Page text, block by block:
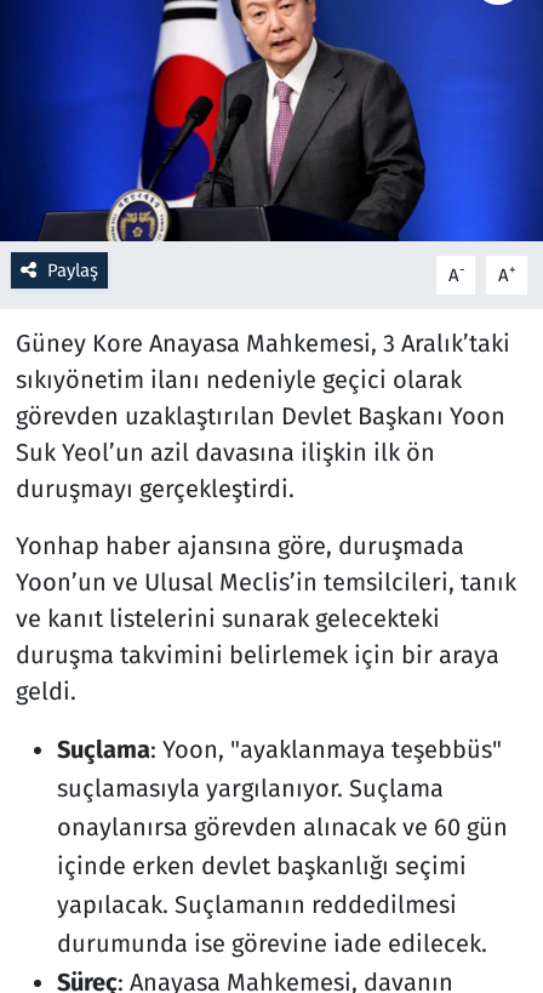
Paylaş A- A+
Güney Kore Anayasa Mahkemesi, 3 Aralık’taki
sıkıyönetim ilanı nedeniyle geçici olarak
görevden uzaklaştırılan Devlet Başkanı Yoon
Suk Yeol’un azil davasına ilişkin ilk ön
duruşmayı gerçekleştirdi.
Yonhap haber ajansına göre, duruşmada
Yoon’un ve Ulusal Meclis’in temsilcileri, tanık
ve kanıt listelerini sunarak gelecekteki
duruşma takvimini belirlemek için bir araya
geldi.
Suçlama: Yoon, "ayaklanmaya teşebbüs"
suçlamasıyla yargılanıyor. Suçlama
onaylanırsa görevden alınacak ve 60 gün
içinde erken devlet başkanlığı seçimi
yapılacak. Suçlamanın reddedilmesi
durumunda ise görevine iade edilecek.
Süreç: Anayasa Mahkemesi, davanın
Resmi İlanlar
Rüya Tabirleri
Sağlık
Savunma Sanayi
Seçim 2023
Spor
Teknoloji ve Bilim
Televizyon